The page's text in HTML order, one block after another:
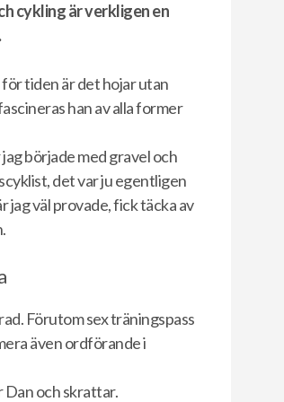
cykling är verkligen en
tiden är det hojar utan
han av alla former
började med gravel och
det var ju egentligen
jag väl provade, fick täcka av
Förutom sex träningspass
även ordförande i
Dan och skrattar.